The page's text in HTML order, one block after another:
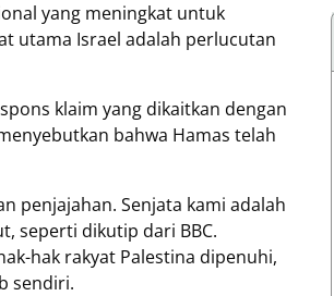
yang meningkat untuk
utama Israel adalah perlucutan
klaim yang dikaitkan dengan
bahwa Hamas telah
penjajahan. Senjata kami adalah
seperti dikutip dari BBC.
hak rakyat Palestina dipenuhi,
sendiri.